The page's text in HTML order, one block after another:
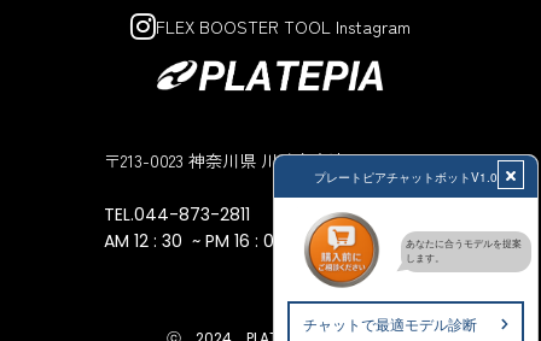
〒213-0023 神奈川県 川崎市高津区子母口194
TEL.044-873-2811
AM 12 : 30 ~ PM 16 : 00
FLEX BOOSTER TOOL Instagram